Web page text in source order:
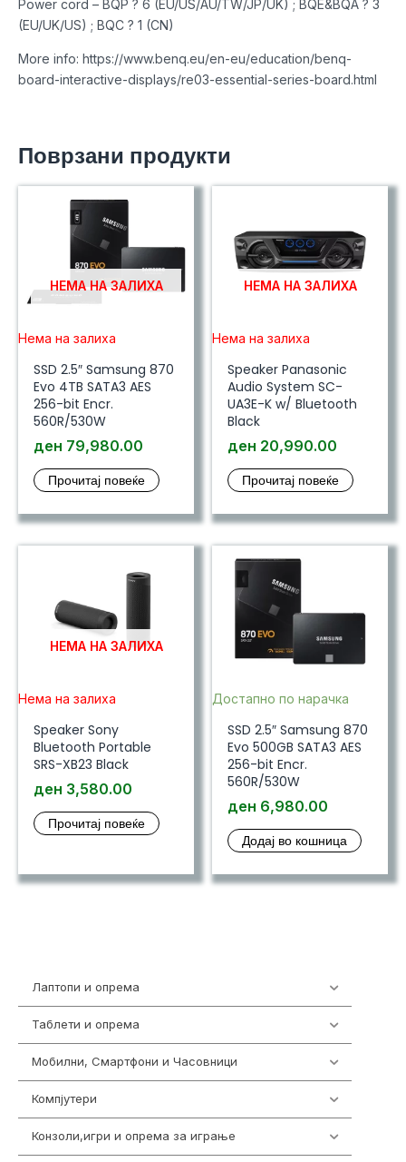
Лаптопи и опрема
Таблети и опрема
Мобилни, Смартфони и Часовници
Компјутери
Конзоли,игри и опрема за играње
Power cord – BQP ? 6 (EU/US/AU/TW/JP/UK) ; BQE&BQA ? 3
(EU/UK/US) ; BQC ? 1 (CN)
More info: https://www.benq.eu/en-eu/education/benq-
board-interactive-displays/re03-essential-series-board.html
Поврзани продукти
НЕМА НА ЗАЛИХА
Нема на залиха
SSD 2.5″ Samsung 870
Evo 4TB SATA3 AES
256-bit Encr.
560R/530W
ден 79,980.00
Прочитај повеќе
НЕМА НА ЗАЛИХА
Нема на залиха
Speaker Panasonic
Audio System SC-
UA3E-K w/ Bluetooth
Black
ден 20,990.00
Прочитај повеќе
НЕМА НА ЗАЛИХА
Нема на залиха
Speaker Sony
Bluetooth Portable
SRS-XB23 Black
ден 3,580.00
Прочитај повеќе
Достапно по нарачка
SSD 2.5″ Samsung 870
Evo 500GB SATA3 AES
256-bit Encr.
560R/530W
ден 6,980.00
Додај во кошница